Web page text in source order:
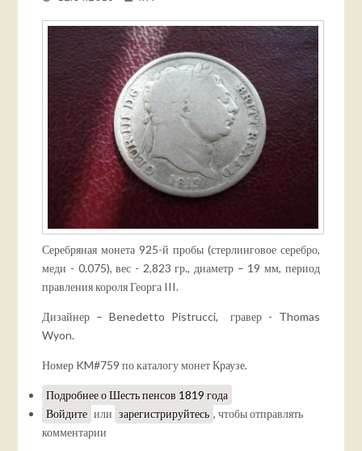
Серебряная монета 925-й пробы (стерлинговое серебро,
меди - 0.075), вес - 2,823 гр., диаметр – 19 мм, период
правления короля Георга III.
Дизайнер – Benedetto Pistrucci, гравер - Thomas
Wyon.
Номер KM#759 по каталогу монет Краузе.
Подробнеео Шесть пенсов 1819 года
Войдите или зарегистрируйтесь , чтобы отправлять
комментарии